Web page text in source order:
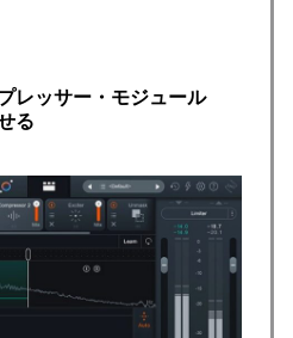
レッサー・モジュール
る